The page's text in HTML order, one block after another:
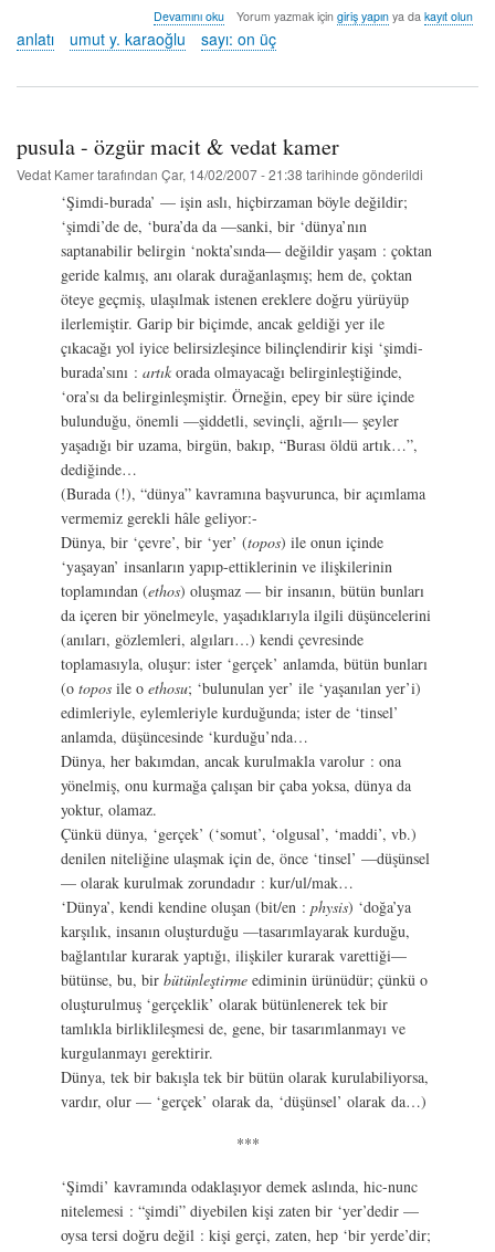
giz’li
anlatı
-
y.
Devamını oku Yorum yazmak için giriş yapınya da kayıt olun
anlatı umut y. karaoğlu sayı: on üç
pusula - özgür macit & vedat kamer
Vedat Kamertarafından Çar, 14/02/2007 - 21:38 tarihinde gönderildi
‘Şimdi-burada’ ­— işin aslı, hiçbirzaman böyle değildir;
‘şimdi’de de, ‘bura’da da —sanki, bir ‘dünya’nın
saptanabilir belirgin ‘nokta’sında— değildir yaşam : çoktan
geride kalmış, anı olarak durağanlaşmış; hem de, çoktan
öteye geçmiş, ulaşılmak istenen ereklere doğru yürüyüp
ilerlemiştir. Garip bir biçimde, ancak geldiği yer ile
çıkacağı yol iyice belirsizleşince bilinçlendirir kişi ‘şimdi-
burada’sını : artık orada olmayacağı belirginleştiğinde,
‘ora’sı da belirginleşmiştir. Örneğin, epey bir süre içinde
bulunduğu, önemli —şiddetli, sevinçli, ağrılı— şeyler
yaşadığı bir uzama, birgün, bakıp, “Burası öldü artık…”,
dediğinde…
(Burada (!), “dünya” kavramına başvurunca, bir açımlama
vermemiz gerekli hâle geliyor:-
Dünya, bir ‘çevre’, bir ‘yer’ (topos) ile onun içinde
‘yaşayan’ insanların yapıp-ettiklerinin ve ilişkilerinin
toplamından (ethos) oluşmaz — bir insanın, bütün bunları
da içeren bir yönelmeyle, yaşadıklarıyla ilgili düşüncelerini
(anıları, gözlemleri, algıları…) kendi çevresinde
toplamasıyla, oluşur: ister ‘gerçek’ anlamda, bütün bunları
(o topos ile o ethosu; ‘bulunulan yer’ ile ‘yaşanılan yer’i)
edimleriyle, eylemleriyle kurduğunda; ister de ‘tinsel’
anlamda, düşüncesinde ‘kurduğu’nda…
Dünya, her bakımdan, ancak kurulmakla varolur : ona
yönelmiş, onu kurmağa çalışan bir çaba yoksa, dünya da
yoktur, olamaz.
Çünkü dünya, ‘gerçek’ (‘somut’, ‘olgusal’, ‘maddi’, vb.)
denilen niteliğine ulaşmak için de, önce ‘tinsel’ —düşünsel
— olarak kurulmak zorundadır : kur/ul/mak…
‘Dünya’, kendi kendine oluşan (bit/en : physis) ‘doğa’ya
karşılık, insanın oluşturduğu —tasarımlayarak kurduğu,
bağlantılar kurarak yaptığı, ilişkiler kurarak varettiği—
bütünse, bu, bir bütünleştirme ediminin ürünüdür; çünkü o
oluşturulmuş ‘gerçeklik’ olarak bütünlenerek tek bir
tamlıkla birliklileşmesi de, gene, bir tasarımlanmayı ve
kurgulanmayı gerektirir.
Dünya, tek bir bakışla tek bir bütün olarak kurulabiliyorsa,
vardır, olur — ‘gerçek’ olarak da, ‘düşünsel’ olarak da…)
***
‘Şimdi’ kavramında odaklaşıyor demek aslında, hic-nunc
nitelemesi : “şimdi” diyebilen kişi zaten bir ‘yer’dedir —
oysa tersi doğru değil : kişi gerçi, zaten, hep ‘bir yerde’dir;